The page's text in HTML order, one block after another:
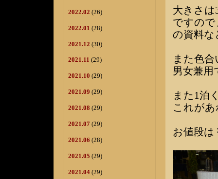
2022.02 (26)
2022.01 (28)
2021.12 (30)
2021.11 (29)
2021.10 (29)
2021.09 (29)
2021.08 (29)
2021.07 (29)
2021.06 (28)
2021.05 (29)
2021.04 (29)
大きさは
ですの
の資料な
また色
男女兼
また1泊
これが
お値段は